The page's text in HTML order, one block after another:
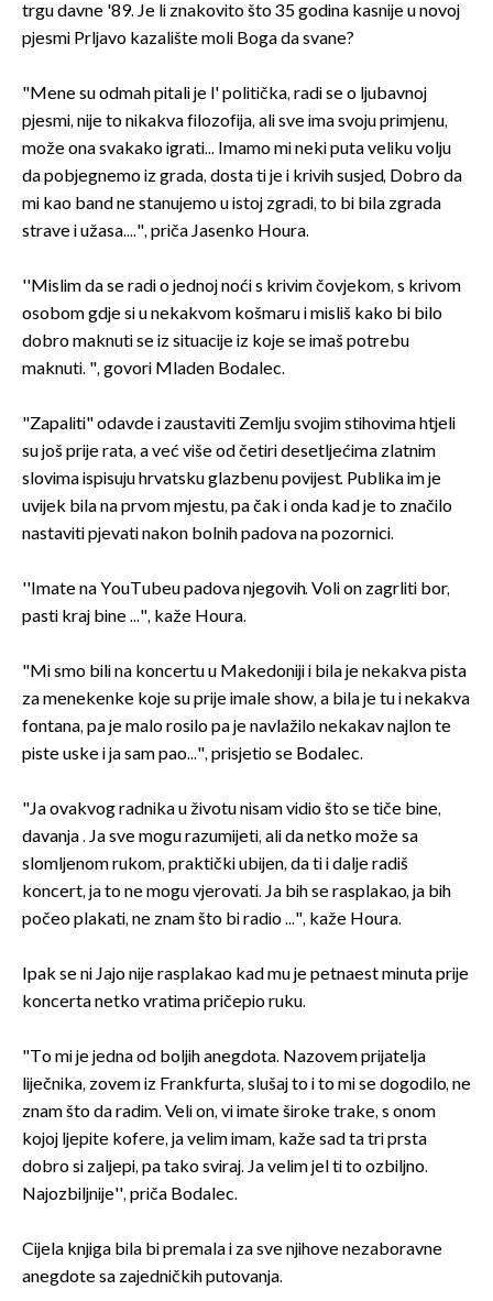
trgu davne '89. Je li znakovito što 35 godina kasnije u novoj
pjesmi Prljavo kazalište moli Boga da svane?
"Mene su odmah pitali je l' politička, radi se o ljubavnoj
pjesmi, nije to nikakva filozofija, ali sve ima svoju primjenu,
može ona svakako igrati... Imamo mi neki puta veliku volju
da pobjegnemo iz grada, dosta ti je i krivih susjed, Dobro da
mi kao band ne stanujemo u istoj zgradi, to bi bila zgrada
strave i užasa....", priča Jasenko Houra.
''Mislim da se radi o jednoj noći s krivim čovjekom, s krivom
osobom gdje si u nekakvom košmaru i misliš kako bi bilo
dobro maknuti se iz situacije iz koje se imaš potrebu
maknuti. ", govori Mladen Bodalec.
"Zapaliti" odavde i zaustaviti Zemlju svojim stihovima htjeli
su još prije rata, a već više od četiri desetljećima zlatnim
slovima ispisuju hrvatsku glazbenu povijest. Publika im je
uvijek bila na prvom mjestu, pa čak i onda kad je to značilo
nastaviti pjevati nakon bolnih padova na pozornici.
''Imate na YouTubeu padova njegovih. Voli on zagrliti bor,
pasti kraj bine ...", kaže Houra.
"Mi smo bili na koncertu u Makedoniji i bila je nekakva pista
za menekenke koje su prije imale show, a bila je tu i nekakva
fontana, pa je malo rosilo pa je navlažilo nekakav najlon te
piste uske i ja sam pao...", prisjetio se Bodalec.
"Ja ovakvog radnika u životu nisam vidio što se tiče bine,
davanja . Ja sve mogu razumijeti, ali da netko može sa
slomljenom rukom, praktički ubijen, da ti i dalje radiš
koncert, ja to ne mogu vjerovati. Ja bih se rasplakao, ja bih
počeo plakati, ne znam što bi radio ...", kaže Houra.
Ipak se ni Jajo nije rasplakao kad mu je petnaest minuta prije
koncerta netko vratima pričepio ruku.
"To mi je jedna od boljih anegdota. Nazovem prijatelja
liječnika, zovem iz Frankfurta, slušaj to i to mi se dogodilo, ne
znam što da radim. Veli on, vi imate široke trake, s onom
kojoj ljepite kofere, ja velim imam, kaže sad ta tri prsta
dobro si zaljepi, pa tako sviraj. Ja velim jel ti to ozbiljno.
Najozbiljnije'', priča Bodalec.
Cijela knjiga bila bi premala i za sve njihove nezaboravne
anegdote sa zajedničkih putovanja.